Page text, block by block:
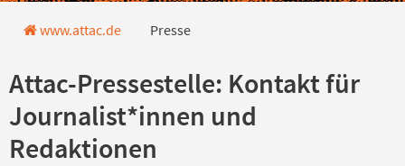
Presse
www.attac.de Presse
Attac-Pressestelle: Kontakt für
Journalist*innen und
Redaktionen